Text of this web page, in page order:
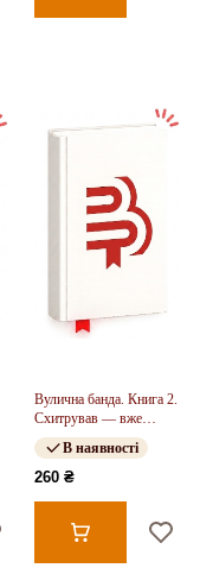
Вулична банда. Книга 2.
Схитрував — вже
майже переміг!
В наявності
260 ₴